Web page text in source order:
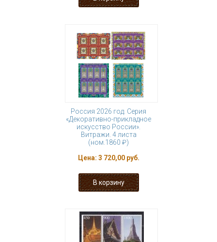
Россия 2026 год. Серия
«Декоративно-прикладное
искусство России».
Витражи. 4 листа
(ном.1860 ₽)
Цена: 3 720,00 руб.